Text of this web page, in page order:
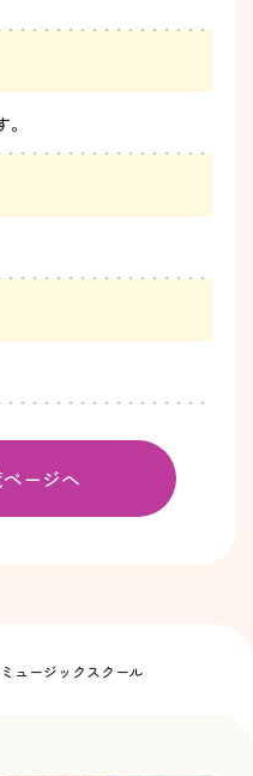
ージへ
ュージックスクール